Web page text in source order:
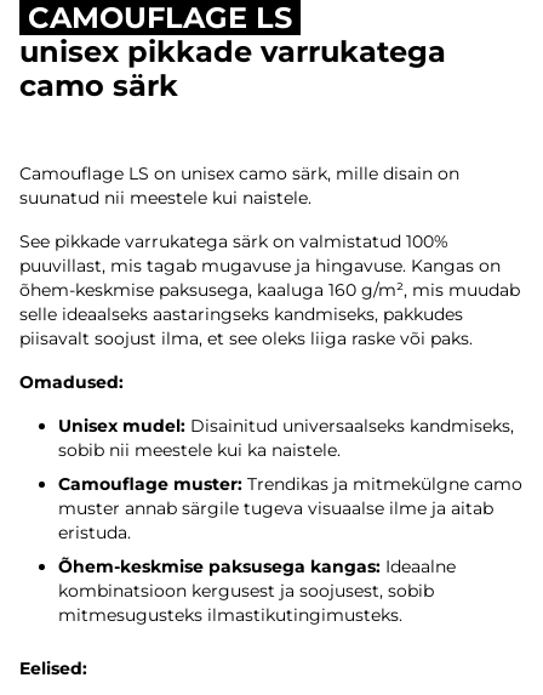
CAMOUFLAGE LS
unisex pikkade varrukatega
camo särk
Camouflage LS on unisex camo särk, mille disain on
suunatud nii meestele kui naistele.
See pikkade varrukatega särk on valmistatud 100%
puuvillast, mis tagab mugavuse ja hingavuse. Kangas on
õhem-keskmise paksusega, kaaluga 160 g/m², mis muudab
selle ideaalseks aastaringseks kandmiseks, pakkudes
piisavalt soojust ilma, et see oleks liiga raske või paks.
Omadused:
Unisex mudel: Disainitud universaalseks kandmiseks,
sobib nii meestele kui ka naistele.
Camouflage muster: Trendikas ja mitmekülgne camo
muster annab särgile tugeva visuaalse ilme ja aitab
eristuda.
Õhem-keskmise paksusega kangas: Ideaalne
kombinatsioon kergusest ja soojusest, sobib
mitmesugusteks ilmastikutingimusteks.
Eelised: